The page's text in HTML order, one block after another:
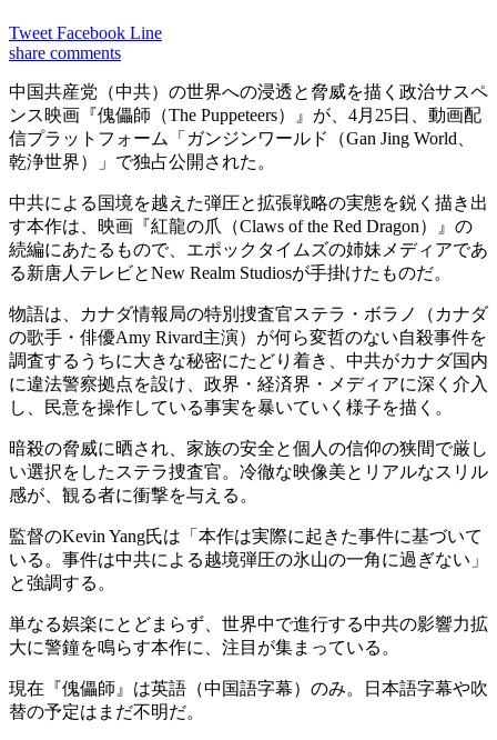
Tweet Facebook Line
share comments
中国共産党（中共）の世界への浸透と脅威を描く政治サスペ
ンス映画『傀儡師（The Puppeteers）』が、4月25日、動画配
信プラットフォーム「ガンジンワールド（Gan Jing World、
乾浄世界）」で独占公開された。
中共による国境を越えた弾圧と拡張戦略の実態を鋭く描き出
す本作は、映画『紅龍の爪（Claws of the Red Dragon）』の
続編にあたるもので、エポックタイムズの姉妹メディアであ
る新唐人テレビとNew Realm Studiosが手掛けたものだ。
物語は、カナダ情報局の特別捜査官ステラ・ボラノ（カナダ
の歌手・俳優Amy Rivard主演）が何ら変哲のない自殺事件を
調査するうちに大きな秘密にたどり着き、中共がカナダ国内
に違法警察拠点を設け、政界・経済界・メディアに深く介入
し、民意を操作している事実を暴いていく様子を描く。
暗殺の脅威に晒され、家族の安全と個人の信仰の狭間で厳し
い選択をしたステラ捜査官。冷徹な映像美とリアルなスリル
感が、観る者に衝撃を与える。
監督のKevin Yang氏は「本作は実際に起きた事件に基づいて
いる。事件は中共による越境弾圧の氷山の一角に過ぎない」
と強調する。
単なる娯楽にとどまらず、世界中で進行する中共の影響力拡
大に警鐘を鳴らす本作に、注目が集まっている。
現在『傀儡師』は英語（中国語字幕）のみ。日本語字幕や吹
替の予定はまだ不明だ。